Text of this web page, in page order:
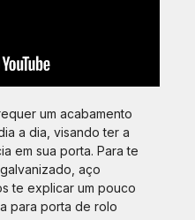
um acabamento
a dia, visando ter a
em sua porta. Para te
aço
te explicar um pouco
para porta de rolo